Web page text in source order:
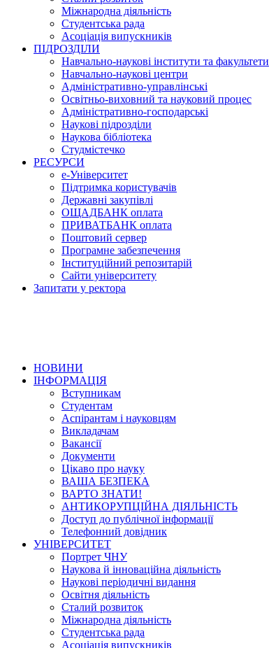
Міжнародна діяльність
Студентська рада
Асоціація випускників
ПІДРОЗДІЛИ
Навчально-наукові інститути та факультети
Навчально-наукові центри
Адміністративно-управлінські
Освітньо-виховний та науковий процес
Адміністративно-господарські
Наукові підрозділи
Наукова бібліотека
Студмістечко
РЕСУРСИ
е-Університет
Підтримка користувачів
Державні закупівлі
ОЩАДБАНК оплата
ПРИВАТБАНК оплата
Поштовий сервер
Програмне забезпечення
Інституційний репозитарій
Сайти університету
Запитати у ректора
НОВИНИ
ІНФОРМАЦІЯ
Вступникам
Студентам
Аспірантам і науковцям
Викладачам
Вакансії
Документи
Цікаво про науку
ВАША БЕЗПЕКА
ВАРТО ЗНАТИ!
АНТИКОРУПЦІЙНА ДІЯЛЬНІСТЬ
Доступ до публічної інформації
Телефонний довідник
УНІВЕРСИТЕТ
Портрет ЧНУ
Наукова й інноваційна діяльність
Наукові періодичні видання
Освітня діяльність
Сталий розвиток
Міжнародна діяльність
Студентська рада
Асоціація випускників